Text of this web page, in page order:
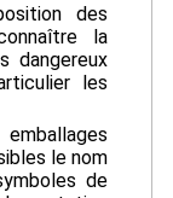
des
la
dangereux
les
le nom
de